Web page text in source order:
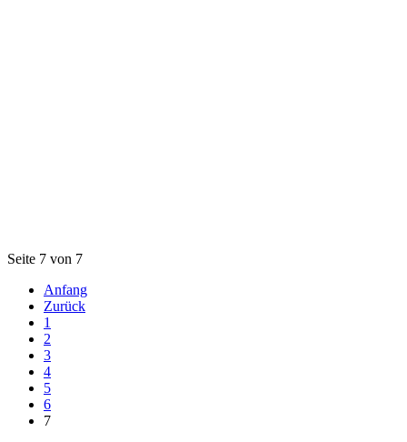
Seite 7 von 7
Anfang
Zurück
1
2
3
4
5
6
7